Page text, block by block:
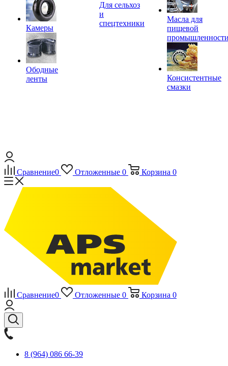
Камеры
Ободные
ленты
Для сельхоз
и
спецтехники
Масла для
пищевой
Консистентные
смазки
Сравнение0 Отложенные 0 Корзина 0
Сравнение0 Отложенные 0 Корзина 0
8 (964) 086 66-39